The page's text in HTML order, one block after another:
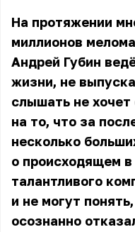
На протяжении
миллионов
Андрей Губин
жизни, не
слышать не хочет
на то, что за
несколько
о происходящем
талантливого
и не могут
осознанно